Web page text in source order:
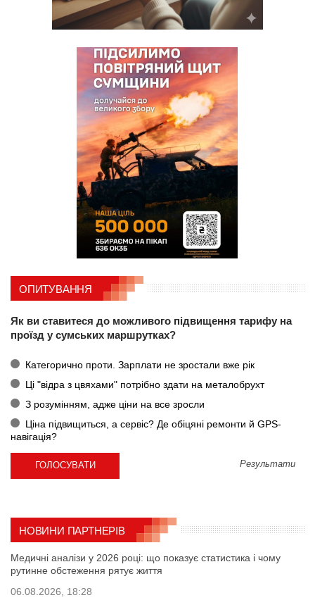
ОПИТУВАННЯ
Як ви ставитеся до можливого підвищення тарифу на
проїзд у сумських маршрутках?
Категорично проти. Зарплати не зростали вже рік
Ці "відра з цвяхами" потрібно здати на металобрухт
З розумінням, адже ціни на все зросли
Ціна підвищиться, а сервіс? Де обіцяні ремонти й GPS-
навігація?
Результати
НОВИНИ ПАРТНЕРІВ
Медичні аналізи у 2026 році: що показує статистика і чому
рутинне обстеження рятує життя
06.08.2026, 18:28